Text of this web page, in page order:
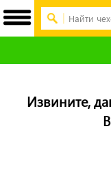
Извините,